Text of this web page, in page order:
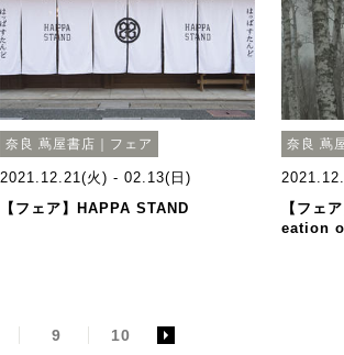
奈良 蔦屋書店｜フェア
2021.12.21(火) - 02.13(日)
【フェア】HAPPA STAND
奈良 蔦
【フェ
eation
9 10